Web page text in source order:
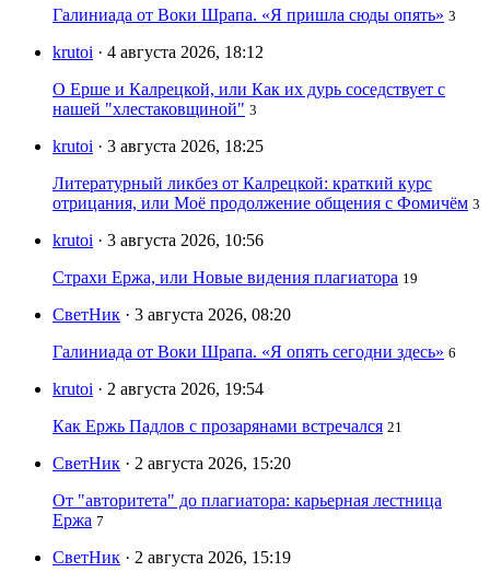
Галиниада от Воки Шрапа. «Я пришла сюды опять» 3
krutoi · 4 августа 2026, 18:12
О Ерше и Калрецкой, или Как их дурь соседствует с
нашей "хлестаковщиной" 3
krutoi · 3 августа 2026, 18:25
Литературный ликбез от Калрецкой: краткий курс
отрицания, или Моё продолжение общения с Фомичём 3
krutoi · 3 августа 2026, 10:56
Страхи Ержа, или Новые видения плагиатора 19
СветНик · 3 августа 2026, 08:20
Галиниада от Воки Шрапа. «Я опять сегодни здесь» 6
krutoi · 2 августа 2026, 19:54
Как Ержь Падлов с прозарянами встречался 21
СветНик · 2 августа 2026, 15:20
От "авторитета" до плагиатора: карьерная лестница
Ержа 7
СветНик · 2 августа 2026, 15:19